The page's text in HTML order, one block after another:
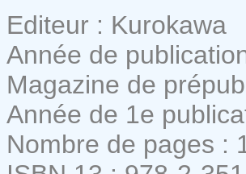
Editeur : Kurokawa
Année de
Magazine de
Année de 1e
Nombre de pages :